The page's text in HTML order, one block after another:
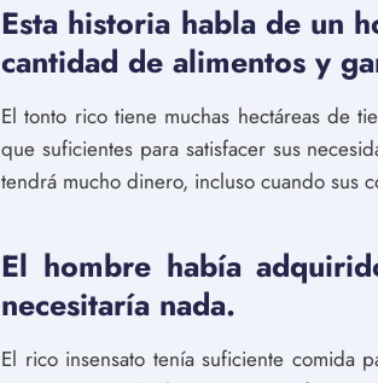
Esta historia habla de un
cantidad de alimentos y
El tonto rico tiene muchas hectáreas de
que suficientes para satisfacer sus
tendrá mucho dinero, incluso cuando sus
El hombre había
necesitaría nada.
El rico insensato tenía suficiente comida